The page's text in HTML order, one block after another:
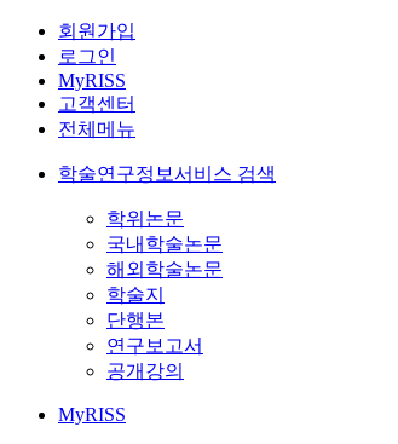
회원가입
로그인
MyRISS
고객센터
전체메뉴
학술연구정보서비스 검색
학위논문
국내학술논문
해외학술논문
학술지
단행본
연구보고서
공개강의
MyRISS